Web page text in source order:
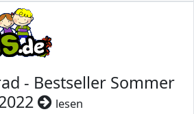
- Bestseller Sommer
lesen